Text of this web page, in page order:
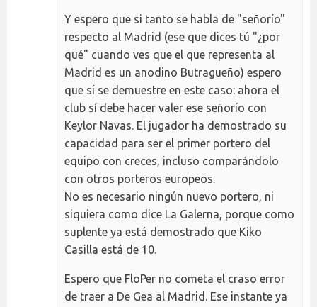
Y espero que si tanto se habla de "señorío"
respecto al Madrid (ese que dices tú "¿por
qué" cuando ves que el que representa al
Madrid es un anodino Butragueño) espero
que sí se demuestre en este caso: ahora el
club sí debe hacer valer ese señorío con
Keylor Navas. El jugador ha demostrado su
capacidad para ser el primer portero del
equipo con creces, incluso comparándolo
con otros porteros europeos.
No es necesario ningún nuevo portero, ni
siquiera como dice La Galerna, porque como
suplente ya está demostrado que Kiko
Casilla está de 10.
Espero que FloPer no cometa el craso error
de traer a De Gea al Madrid. Ese instante ya